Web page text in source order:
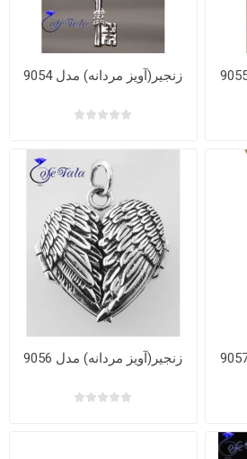
زنجیر(آویز مردانه) مدل 9054
زنجیر(آویز مردانه) مدل 9056